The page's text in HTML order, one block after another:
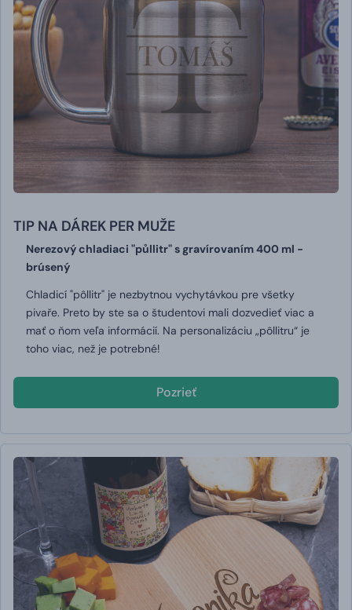
TIP NA DÁREK PER MUŽE
Nerezový chladiaci "půllitr" s gravírovaním 400 ml -
brúsený
Chladicí "pôllitr" je nezbytnou vychytávkou pre všetky
pivaře. Preto by ste sa o študentovi mali dozvedieť viac a
mať o ňom veľa informácií. Na personalizáciu „pôllitru“ je
toho viac, než je potrebné!
Pozrieť